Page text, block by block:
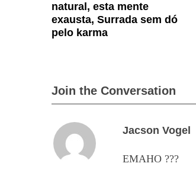
natural, esta mente
exausta, Surrada sem dó
pelo karma
Join the Conversation
s
y
Jacson Vogel
EMAHO ???